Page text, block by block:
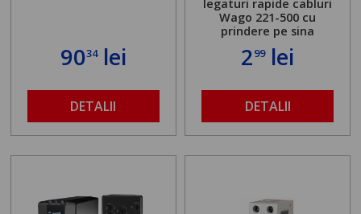
9034lei
DETALII
legaturi rapide cabluri
Wago 221-500 cu
prindere pe sina
299lei
DETALII